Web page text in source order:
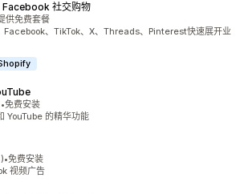
社交购物
星）
供免费套餐
、TikTok、X、Threads、Pinterest快速展开业
星）
论
•免费安装
YouTube 的精华功能
星）
论
•免费安装
视频广告